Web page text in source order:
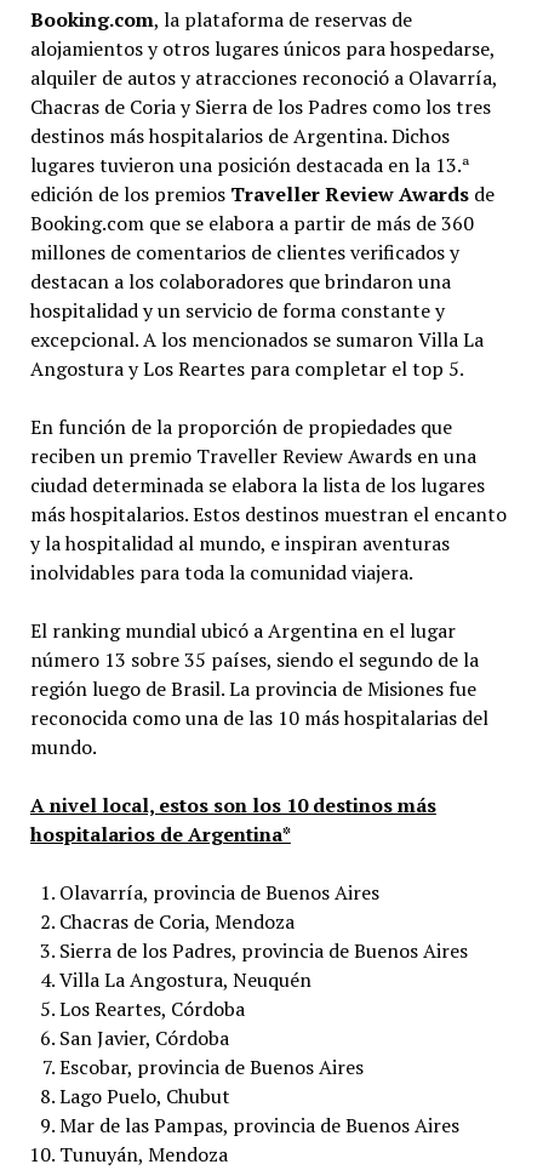
Booking.com, la plataforma de reservas de
alojamientos y otros lugares únicos para hospedarse,
alquiler de autos y atracciones reconoció a Olavarría,
Chacras de Coria y Sierra de los Padres como los tres
destinos más hospitalarios de Argentina. Dichos
lugares tuvieron una posición destacada en la 13.ª
edición de los premios Traveller Review Awardsde
Booking.com que se elabora a partir de más de 360
millones de comentarios de clientes verificados y
destacan a los colaboradores que brindaron una
hospitalidad y un servicio de forma constante y
excepcional. A los mencionados se sumaron Villa La
Angostura y Los Reartes para completar el top 5.
En función de la proporción de propiedades que
reciben un premio Traveller Review Awards en una
ciudad determinada se elabora la lista de los lugares
más hospitalarios. Estos destinos muestran el encanto
y la hospitalidad al mundo, e inspiran aventuras
inolvidables para toda la comunidad viajera.
El ranking mundial ubicó a Argentina en el lugar
número 13 sobre 35 países, siendo el segundo de la
región luego de Brasil. La provincia de Misiones fue
reconocida como una de las 10 más hospitalarias del
mundo.
A nivel local, estos son los 10 destinos más
hospitalarios de Argentina*
Olavarría, provincia de Buenos Aires
Chacras de Coria, Mendoza
Sierra de los Padres, provincia de Buenos Aires
Villa La Angostura, Neuquén
Los Reartes, Córdoba
San Javier, Córdoba
Escobar, provincia de Buenos Aires
Lago Puelo, Chubut
Mar de las Pampas, provincia de Buenos Aires
Tunuyán, Mendoza